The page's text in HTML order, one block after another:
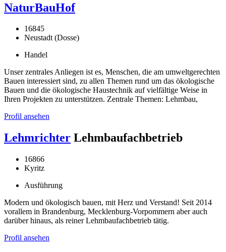
NaturBauHof
16845
Neustadt (Dosse)
Handel
Unser zentrales Anliegen ist es, Menschen, die am umweltgerechten
Bauen interessiert sind, zu allen Themen rund um das ökologische
Bauen und die ökologische Haustechnik auf vielfältige Weise in
Ihren Projekten zu unterstützen. Zentrale Themen: Lehmbau,
Profil ansehen
Lehmrichter Lehmbaufachbetrieb
16866
Kyritz
Ausführung
Modern und ökologisch bauen, mit Herz und Verstand! Seit 2014
vorallem in Brandenburg, Mecklenburg-Vorpommern aber auch
darüber hinaus, als reiner Lehmbaufachbetrieb tätig.
Profil ansehen